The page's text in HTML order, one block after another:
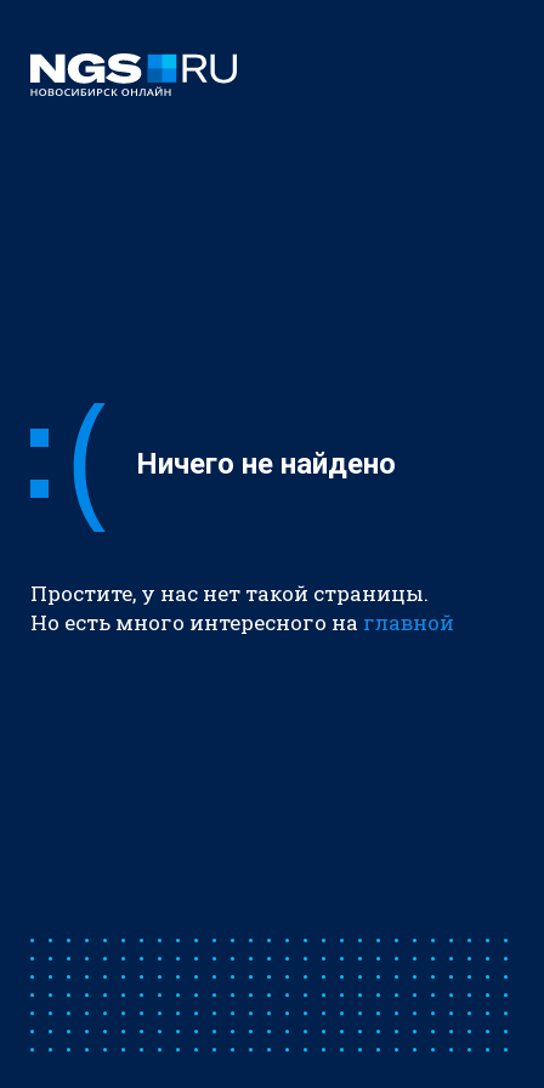
Ничего не найдено
Простите, у нас нет такой страницы.
Но есть много интересного на главной